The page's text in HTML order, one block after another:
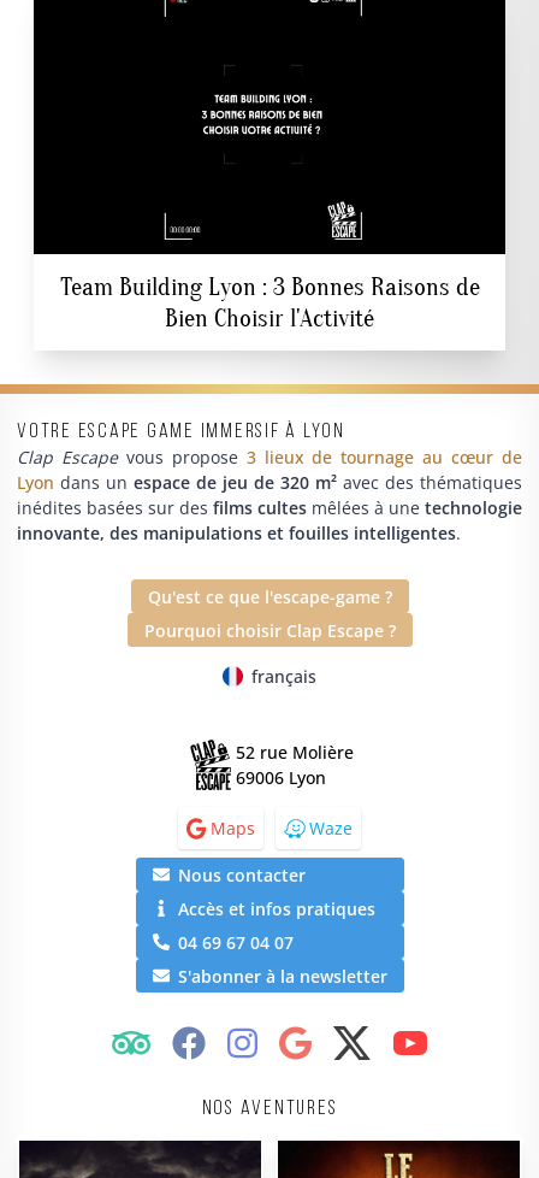
Team Building Lyon : 3 Bonnes Raisons de
Bien Choisir l'Activité
Votre escape game immersif à Lyon
Clap Escapevous propose 3 lieux de tournage au cœur de
Lyon dans un espace de jeu de 320 m² avec des thématiques
inédites basées sur des films cultes mêlées à une technologie
innovante, des manipulations et fouilles intelligentes.
Qu'est ce que l'escape-game ?
Pourquoi choisir Clap Escape ?
français
Nos aventures
52 rue Molière
69006 Lyon
Maps Waze
Nous contacter
Accès et infos pratiques
04 69 67 04 07
S'abonner à la newsletter